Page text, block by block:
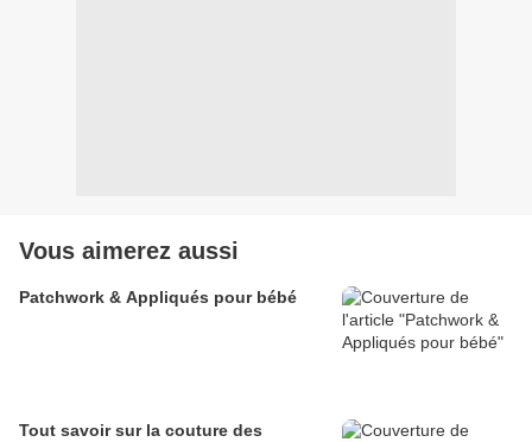
Vous aimerez aussi
Patchwork & Appliqués pour bébé
Tout savoir sur la couture des